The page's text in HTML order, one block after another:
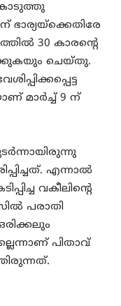
30 കാരന്റെ
ചെയ്തു.
മാര്‍ച്ച് 9 ന്
എന്നാല്‍
വകീലിന്റെ
പരാതി
പിതാവ്